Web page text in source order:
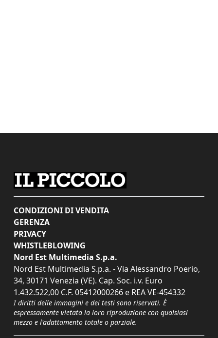
CONDIZIONI DI VENDITA
GERENZA
PRIVACY
WHISTLEBLOWING
Nord Est Multimedia S.p.a.
Nord Est Multimedia S.p.a. - Via Alessandro Poerio,
34, 30171 Venezia (VE). Cap. Soc. i.v. Euro
1.432.522,00 C.F. 05412000266 e REA VE-454332
I diritti delle immagini e dei testi sono riservati. È
espressamente vietata la loro riproduzione con qualsiasi
mezzo e l'adattamento totale o parziale.